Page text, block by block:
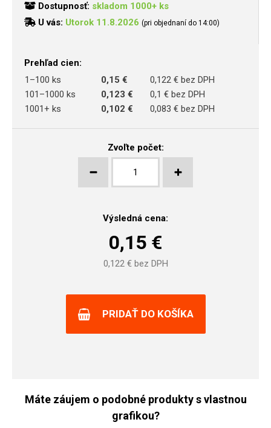
Dostupnosť: skladom 1000+ ks
U vás: Utorok 11.8.2026 (pri objednaní do 14:00)
Prehľad cien:
1–100 ks
0,15 €
0,122 € bez DPH
101–1000 ks
0,123 €
0,1 € bez DPH
1001+ ks
0,102 € 0,083 € bez DPH
Zvoľte počet:
Výsledná cena:
0,15 €
0,122€ bez DPH
PRIDAŤ DO KOŠÍKA
Máte záujem o podobné produkty s vlastnou
grafikou?